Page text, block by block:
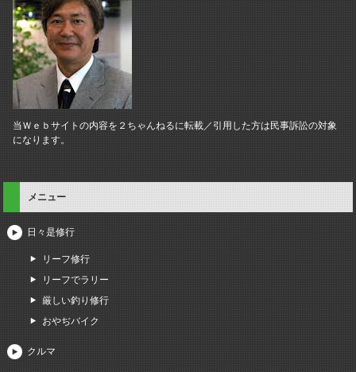
当Ｗｅｂサイトの内容を２ちゃんねるに転載／引用した方は民事訴訟の対象
になります。
メニュー
日々是修行
リーフ修行
リーフでラリー
厳しい釣り修行
おやぢバイク
クルマ